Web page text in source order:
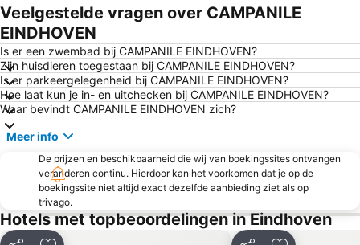
NetePark
Recreatie- en Natuurpark Keiheuvel
Zilvermeer
Extrema Outdoor
Best Zoo
Alem
Provinciaal Recreatiedomein Zilvermeer
Zilverstrand
Recreatiepark Hengelhoef
Carnaval
Olmense zoo
Grote of Onze-Lieve-Vrouwekerk
Roercenter
Wild- en wandelpark Molenheide
Poolse Kapel
Prinsenhof
De Lilse Bergen
Begijnhof
De Gelegenheid
Veelgestelde vragen over CAMPANILE
EINDHOVEN
Is er een zwembad bij CAMPANILE EINDHOVEN?
Zijn huisdieren toegestaan bij CAMPANILE EINDHOVEN?
Is er parkeergelegenheid bij CAMPANILE EINDHOVEN?
Hoe laat kun je in- en uitchecken bij CAMPANILE EINDHOVEN?
Waar bevindt CAMPANILE EINDHOVEN zich?
Meer info
De prijzen en beschikbaarheid die wij van boekingssites ontvangen
veranderen continu. Hierdoor kan het voorkomen dat je op de
boekingssite niet altijd exact dezelfde aanbieding ziet als op
trivago.
Hotels met topbeoordelingen in Eindhoven